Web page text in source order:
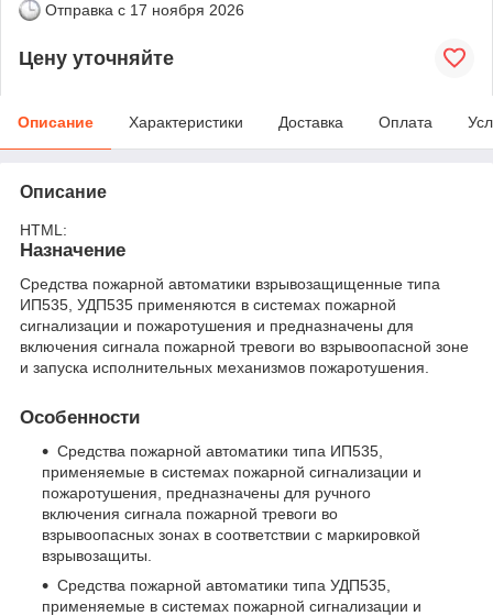
Отправка с 17 ноября 2026
Цену уточняйте
Описание Характеристики Доставка Оплата
Описание
HTML:
Назначение
Средства пожарной автоматики взрывозащищенные типа
ИП535, УДП535 применяются в системах пожарной
сигнализации и пожаротушения и предназначены для
включения сигнала пожарной тревоги во взрывоопасной зоне
и запуска исполнительных механизмов пожаротушения.
Особенности
Средства пожарной автоматики типа ИП535,
применяемые в системах пожарной сигнализации и
пожаротушения, предназначены для ручного
включения сигнала пожарной тревоги во
взрывоопасных зонах в соответствии с маркировкой
взрывозащиты.
Средства пожарной автоматики типа УДП535,
применяемые в системах пожарной сигнализации и